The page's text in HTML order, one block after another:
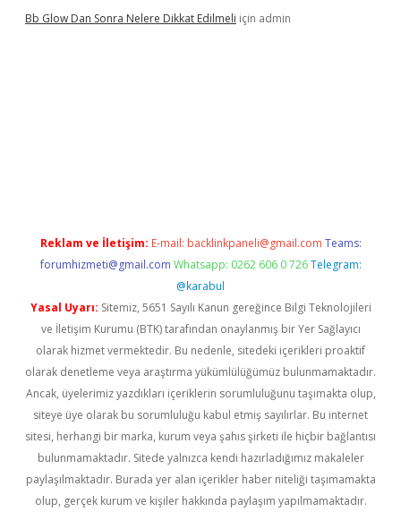
Bb Glow Dan Sonra Nelere Dikkat Edilmeli için admin
Reklam ve İletişim: E-mail: backlinkpaneli@gmail.com Teams:
forumhizmeti@gmail.com Whatsapp: 0262 606 0 726 Telegram:
@karabul
Yasal Uyarı: Sitemiz, 5651 Sayılı Kanun gereğince Bilgi Teknolojileri
ve İletişim Kurumu (BTK) tarafından onaylanmış bir Yer Sağlayıcı
olarak hizmet vermektedir. Bu nedenle, sitedeki içerikleri proaktif
olarak denetleme veya araştırma yükümlülüğümüz bulunmamaktadır.
Ancak, üyelerimiz yazdıkları içeriklerin sorumluluğunu taşımakta olup,
siteye üye olarak bu sorumluluğu kabul etmiş sayılırlar. Bu internet
sitesi, herhangi bir marka, kurum veya şahıs şirketi ile hiçbir bağlantısı
bulunmamaktadır. Sitede yalnızca kendi hazırladığımız makaleler
paylaşılmaktadır. Burada yer alan içerikler haber niteliği taşımamakta
olup, gerçek kurum ve kişiler hakkında paylaşım yapılmamaktadır.